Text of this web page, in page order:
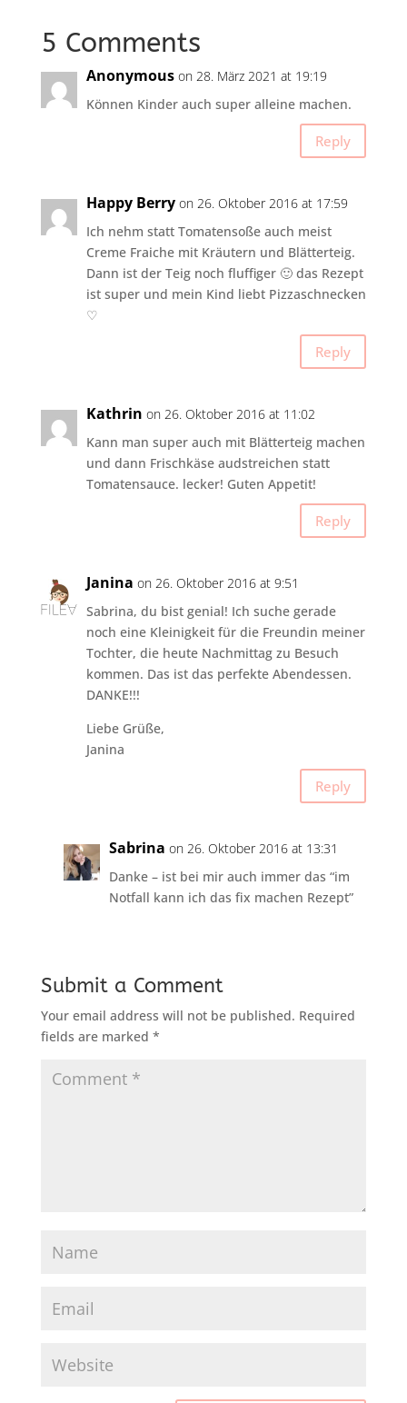
5 Comments
Anonymous on 28. März 2021 at 19:19
Können Kinder auch super alleine machen.
Reply
Happy Berry on 26. Oktober 2016 at 17:59
Ich nehm statt Tomatensoße auch meist
Creme Fraiche mit Kräutern und Blätterteig.
Dann ist der Teig noch fluffiger 🙂 das Rezept
ist super und mein Kind liebt Pizzaschnecken
♡
Reply
Kathrin on 26. Oktober 2016 at 11:02
Kann man super auch mit Blätterteig machen
und dann Frischkäse audstreichen statt
Tomatensauce. lecker! Guten Appetit!
Reply
Janina on 26. Oktober 2016 at 9:51
Sabrina, du bist genial! Ich suche gerade
noch eine Kleinigkeit für die Freundin meiner
Tochter, die heute Nachmittag zu Besuch
kommen. Das ist das perfekte Abendessen.
DANKE!!!
Liebe Grüße,
Janina
Reply
Sabrina on 26. Oktober 2016 at 13:31
Danke – ist bei mir auch immer das “im
Notfall kann ich das fix machen Rezept”
Submit a Comment
Your email address will not be published. Required
fields are marked *